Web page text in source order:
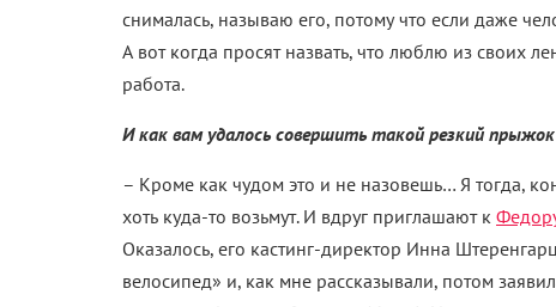
снималась, называю его, потому что если даже
А вот когда просят назвать, что люблю из своих
работа.
И как вам удалось совершить такой резкий
– Кроме как чудом это и не назовешь… Я тогда,
хоть куда-то возьмут. И вдруг приглашают к
Оказалось, его кастинг-директор Инна
велосипед» и, как мне рассказывали, потом